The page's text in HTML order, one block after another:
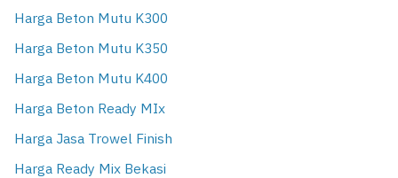
Harga Beton Mutu K300
Harga Beton Mutu K350
Harga Beton Mutu K400
Harga Beton Ready MIx
Harga Jasa Trowel Finish
Harga Ready Mix Bekasi